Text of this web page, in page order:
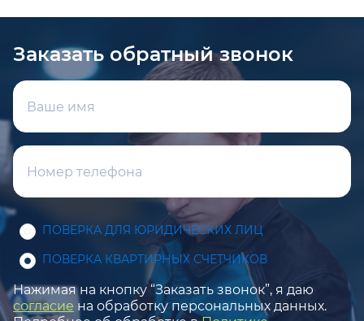
Заказать обратный звонок
ПОВЕРКА ДЛЯ ЮРИДИЧЕСКИХ ЛИЦ
ПОВЕРКА КВАРТИРНЫХ СЧЕТЧИКОВ
Нажимая на кнопку “Заказать звонок”, я даю
согласие на обработку персональных данных.